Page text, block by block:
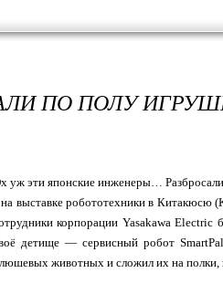
ПО ПОЛУ
уж эти японские инженеры…
на выставке робототехники в Китакюсю
корпорации Yasakawa Electric
детище — сервисный робот
животных и сложил их на полки,